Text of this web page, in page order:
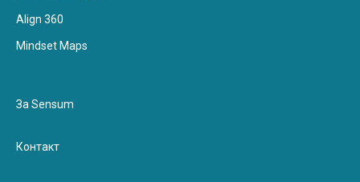
Align 360
Mindset Maps
За Sensum
Контакт